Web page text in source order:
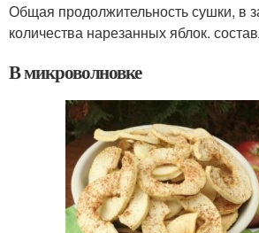
Общая продолжительность сушки, в
количества нарезанных яблок.
В микроволновке